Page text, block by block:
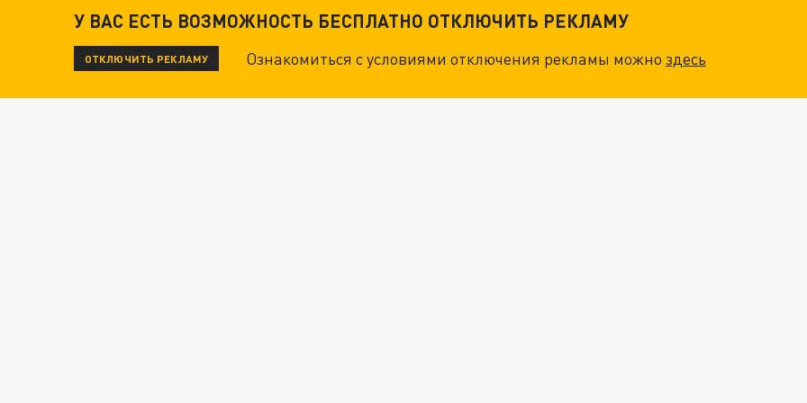
У ВАС ЕСТЬ ВОЗМОЖНОСТЬ БЕСПЛАТНО ОТКЛЮЧИТЬ РЕКЛАМУ
ОТКЛЮЧИТЬ РЕКЛАМУ Ознакомиться с условиями отключения рекламы можноздесь